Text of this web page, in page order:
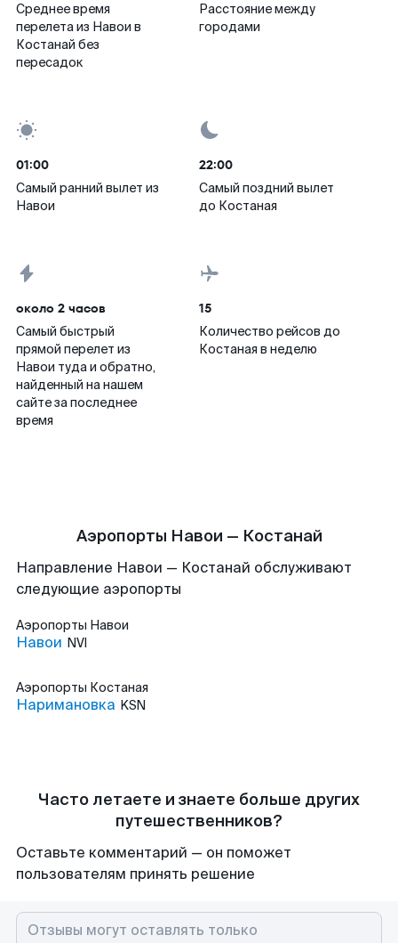
Среднее время
перелета из Навои в
Костанай без
пересадок
Расстояние между
городами
01:00
Самый ранний вылет из
Навои
22:00
Самый поздний вылет
до Костаная
около 2 часов
Самый быстрый
прямой перелет из
Навои туда и обратно,
найденный на нашем
сайте за последнее
время
15
Количество рейсов до
Костаная в неделю
Аэропорты Навои — Костанай
Направление Навои — Костанай обслуживают
следующие аэропорты
Аэропорты Навои
Навои NVI
Аэропорты Костаная
Наримановка KSN
Часто летаете и знаете больше других
путешественников?
Оставьте комментарий — он поможет
пользователям принять решение